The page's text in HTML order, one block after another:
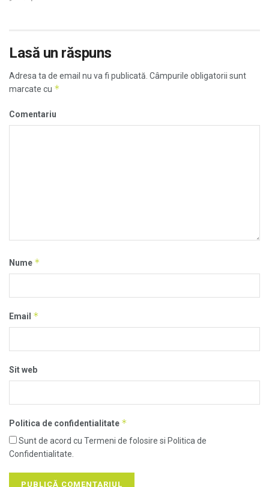
Lasă un răspuns
Adresa ta de email nu va fi publicată. Câmpurile obligatorii sunt
marcate cu *
Comentariu
Nume *
Email *
Sit web
Politica de confidentialitate *
Sunt de acord cu Termeni de folosire si Politica de
Confidentialitate.